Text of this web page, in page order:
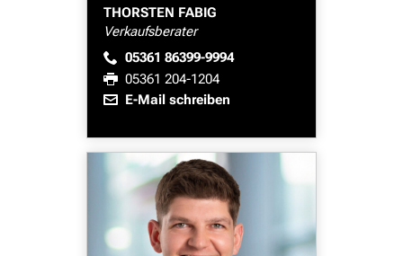
THORSTEN FABIG
Verkaufsberater
05361 86399-9994
05361 204-1204
E-Mail schreiben